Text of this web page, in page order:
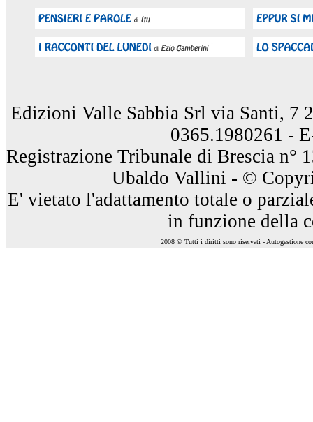
Edizioni Valle Sabbia Srl via Santi, 7
0365.1980261 -
Registrazione Tribunale di Brescia n°
Ubaldo Vallini - ©
E' vietato l'adattamento totale o
in funzione della
2008 © Tutti i diritti sono riservati - Autogestione